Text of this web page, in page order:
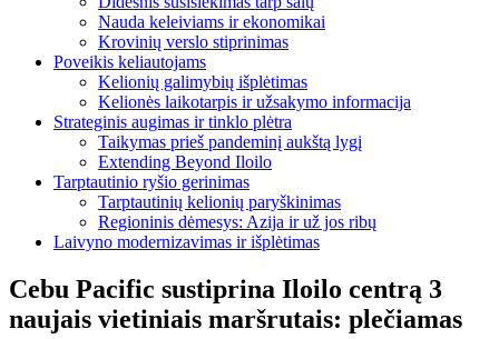
Nauda keleiviams ir ekonomikai
Krovinių verslo stiprinimas
Poveikis keliautojams
Kelionių galimybių išplėtimas
Kelionės laikotarpis ir užsakymo informacija
Strateginis augimas ir tinklo plėtra
Taikymas prieš pandeminį aukštą lygį
Extending Beyond Iloilo
Tarptautinio ryšio gerinimas
Tarptautinių kelionių paryškinimas
Regioninis dėmesys: Azija ir už jos ribų
Laivyno modernizavimas ir išplėtimas
Cebu Pacific sustiprina Iloilo centrą 3
naujais vietiniais maršrutais: plečiamas